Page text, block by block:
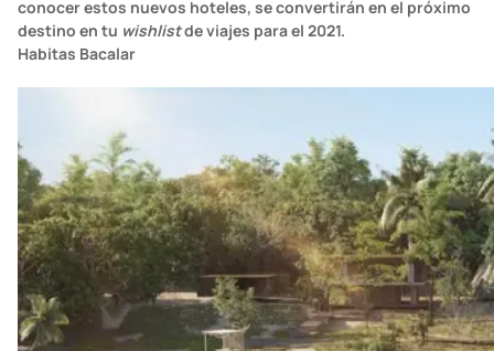
santuario para olvidarse del estrés durante unos días.
La nueva normalidad ha transformado todo. Los viajes no son la
excepción y los hoteles se han adaptado a través medidas que
buscan mantener la seguridad e higiene de todos.No dejes de
destino en tuwishlist
de viajes para el 2021.
Habitas Bacalar